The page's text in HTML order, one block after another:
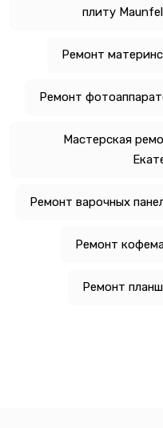
плиту
Ремонт
Ремонт
Мастерская
Ремонт варочных
Ремонт
Ремонт